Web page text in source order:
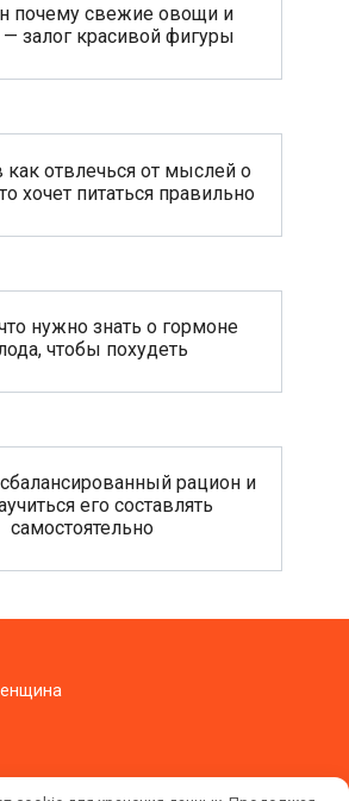
почему свежие овощи и
залог красивой фигуры
как отвлечься от мыслей о
хочет питаться правильно
нужно знать о гормоне
чтобы похудеть
рацион и
его составлять
самостоятельно